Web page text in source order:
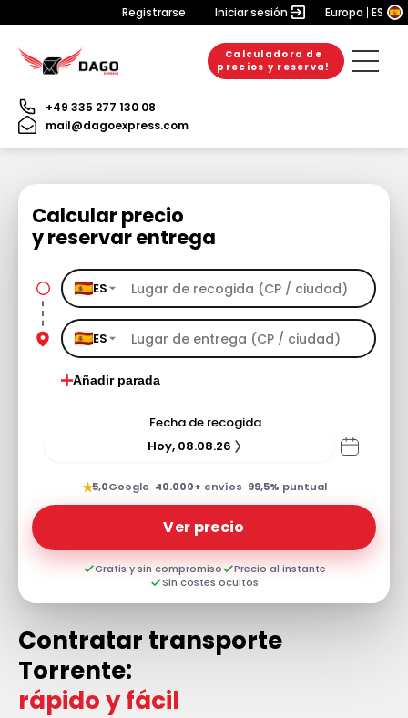
Registrarse Iniciar sesión Europa ES
Calculadora de
precios y reserva!
+49 335 277 130 08
mail@dagoexpress.com
Calcular precio
y reservar entrega
ES
ES
Añadir parada
Fecha de recogida
Hoy, 08.08.26
★5,0Google· 40.000+ envíos· 99,5% puntual
Ver precio
Gratis y sin compromiso
Precio al instante
Sin costes ocultos
Contratar transporte
Torrente:
rápido y fácil